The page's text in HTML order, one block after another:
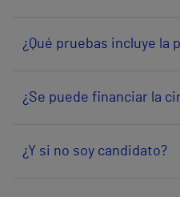
¿Qué pruebas incluye la
¿Se puede financiar la
¿Y si no soy candidato?